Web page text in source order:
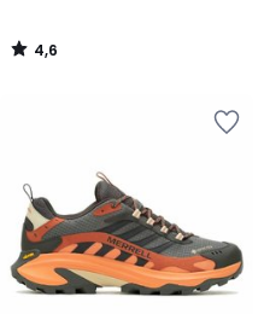
4,6
/